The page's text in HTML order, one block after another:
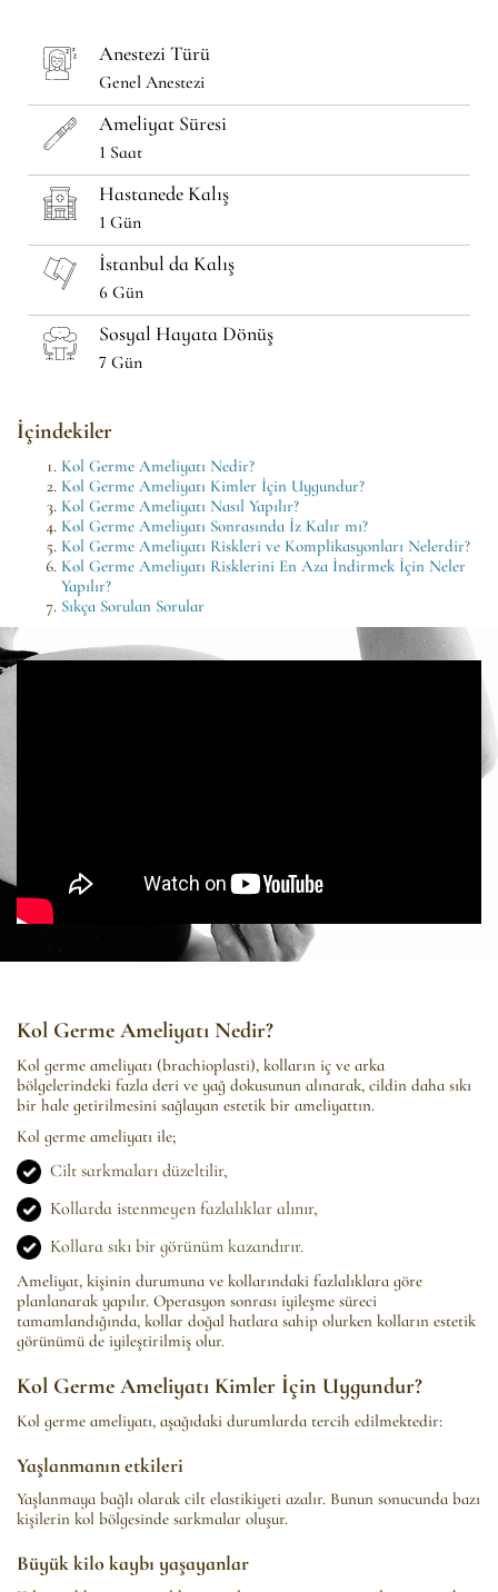
Anestezi Türü
Genel Anestezi
Ameliyat Süresi
1 Saat
Hastanede Kalış
1 Gün
İstanbul da Kalış
6 Gün
Sosyal Hayata Dönüş
7 Gün
İçindekiler
Kol Germe Ameliyatı Nedir?
Kol Germe Ameliyatı Kimler İçin Uygundur?
Kol Germe Ameliyatı Nasıl Yapılır?
Kol Germe Ameliyatı Sonrasında İz Kalır mı?
Kol Germe Ameliyatı Riskleri ve Komplikasyonları Nelerdir?
Kol Germe Ameliyatı Risklerini En Aza İndirmek İçin Neler
Yapılır?
Sıkça Sorulan Sorular
Kol Germe Ameliyatı Nedir?
Kol germe ameliyatı (brachioplasti), kolların iç ve arka
bölgelerindeki fazla deri ve yağ dokusunun alınarak, cildin daha sıkı
bir hale getirilmesini sağlayan estetik bir ameliyattın.
Kol germe ameliyatı ile;
Cilt sarkmaları düzeltilir,
Kollarda istenmeyen fazlalıklar alınır,
Kollara sıkı bir görünüm kazandırır.
Ameliyat, kişinin durumuna ve kollarındaki fazlalıklara göre
planlanarak yapılır. Operasyon sonrası iyileşme süreci
tamamlandığında, kollar doğal hatlara sahip olurken kolların estetik
görünümü de iyileştirilmiş olur.
Kol Germe Ameliyatı Kimler İçin Uygundur?
Kol germe ameliyatı, aşağıdaki durumlarda tercih edilmektedir:
Yaşlanmanın etkileri
Yaşlanmaya bağlı olarak cilt elastikiyeti azalır. Bunun sonucunda bazı
kişilerin kol bölgesinde sarkmalar oluşur.
Büyük kilo kaybı yaşayanlar